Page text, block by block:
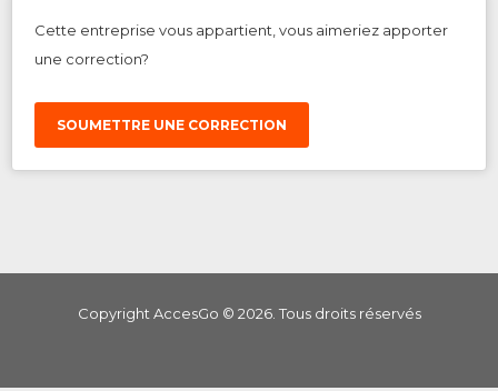
Cette entreprise vous appartient, vous aimeriez apporter
une correction?
SOUMETTRE UNE CORRECTION
Copyright AccesGo © 2026. Tous droits réservés